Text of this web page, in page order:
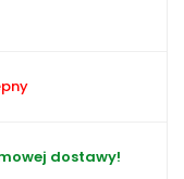
dostawy!